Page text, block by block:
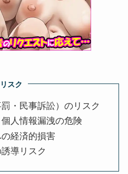
スク
・民事訴訟）のリスク
人情報漏洩の危険
経済的損害
導リスク